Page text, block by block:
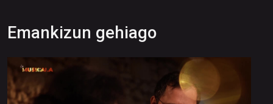
Emankizun gehiago